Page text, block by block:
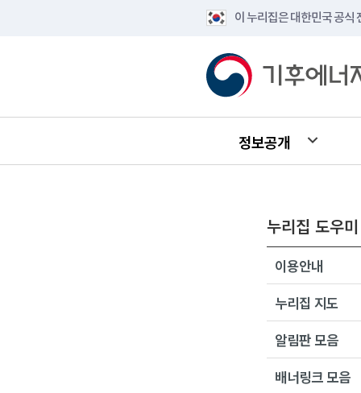
이 누리집은 대한민국 공식
정보공개
누리집 도우미
이용안내
누리집 지도
알림판 모음
배너링크 모음